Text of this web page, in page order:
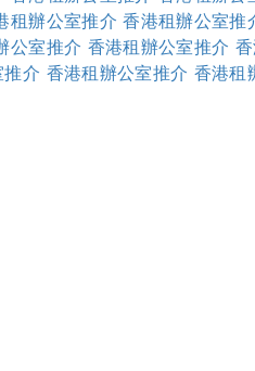
租辦公室推介 香港租辦公室推
公室推介 香港租辦公室推介
介 香港租辦公室推介 香港租